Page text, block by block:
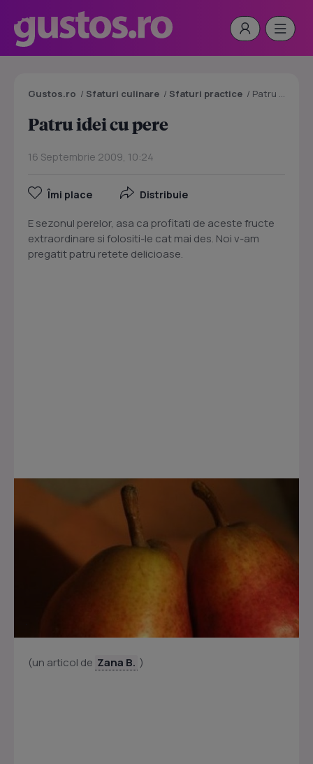
Gustos.ro / Sfaturi culinare / Sfaturi practice / Patru idei cu pere
Patru idei cu pere
16 Septembrie 2009, 10:24
Îmi place Distribuie
E sezonul perelor, asa ca profitati de aceste fructe
extraordinare si folositi-le cat mai des. Noi v-am
pregatit patru retete delicioase.
(un articol de Zana B. )